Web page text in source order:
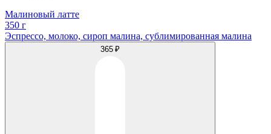
Малиновый латте
350 г
Эспрессо, молоко, сироп малина, сублимированная малина
365 ₽